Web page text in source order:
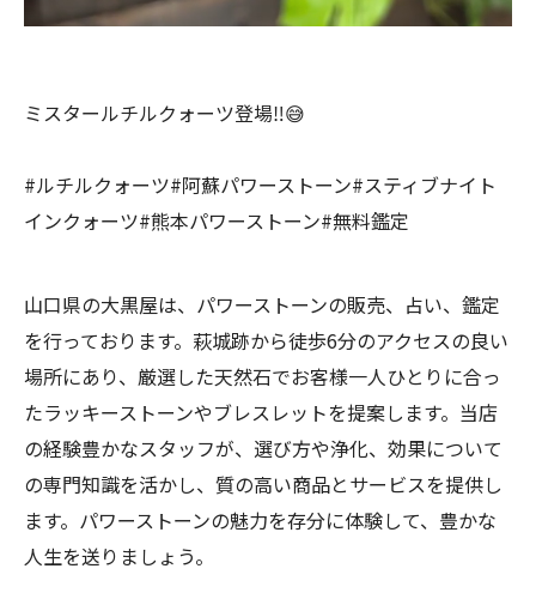
ミスタールチルクォーツ登場‼️😅
#ルチルクォーツ#阿蘇パワーストーン#スティブナイト
インクォーツ#熊本パワーストーン#無料鑑定
山口県の大黒屋は、パワーストーンの販売、占い、鑑定
を行っております。萩城跡から徒歩6分のアクセスの良い
場所にあり、厳選した天然石でお客様一人ひとりに合っ
たラッキーストーンやブレスレットを提案します。当店
の経験豊かなスタッフが、選び方や浄化、効果について
の専門知識を活かし、質の高い商品とサービスを提供し
ます。パワーストーンの魅力を存分に体験して、豊かな
人生を送りましょう。